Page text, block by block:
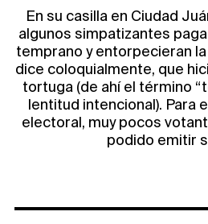
En su casilla en Ciudad
algunos simpatizantes
temprano y entorpecieran
dice coloquialmente, que
tortuga (de ahí el término
lentitud intencional). Para
electoral, muy pocos
podido emitir